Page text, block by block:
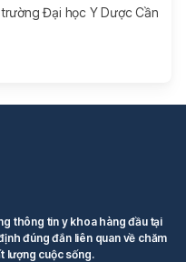
Đại học Y Dược Cần
thông tin y khoa hàng đầu tại
đúng đắn liên quan về chăm
lượng cuộc sống.